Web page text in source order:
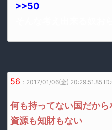
>>50
56 ：2017/01/06(金) 20:29:51.85
何も持ってない国だから
資源も知財もない